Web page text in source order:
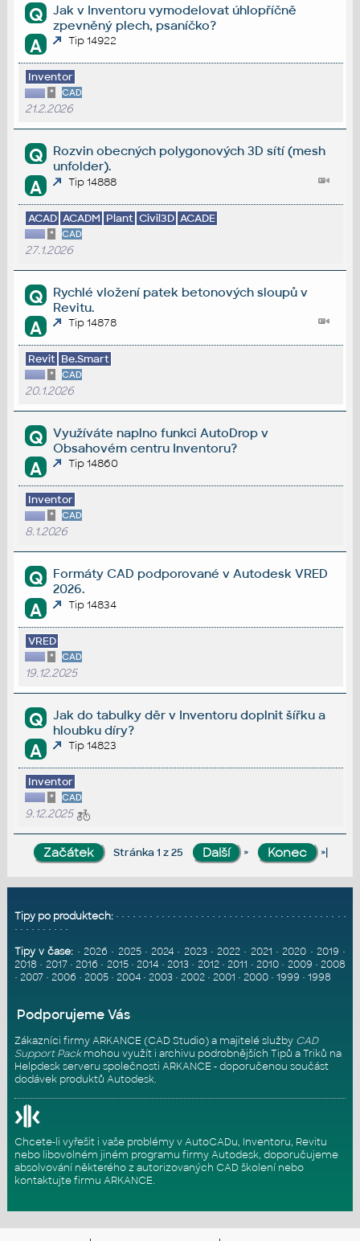
Q
Jak v Inventoru vymodelovat úhlopříčně
zpevněný plech, psaníčko?
A Tip 14922
Inventor
* CAD
21.2.2026
Q
Rozvin obecných polygonových 3D sítí (mesh
unfolder).
A Tip 14888
ACAD ACADM Plant Civil3D ACADE
* CAD
27.1.2026
Q
Rychlé vložení patek betonových sloupů v
Revitu.
A Tip 14878
Revit Be.Smart
* CAD
20.1.2026
Q
Využíváte naplno funkci AutoDrop v
Obsahovém centru Inventoru?
A Tip 14860
Inventor
* CAD
8.1.2026
Q
Formáty CAD podporované v Autodesk VRED
2026.
A Tip 14834
VRED
* CAD
19.12.2025
Q
Jak do tabulky děr v Inventoru doplnit šířku a
hloubku díry?
A Tip 14823
Inventor
* CAD
9.12.2025
Stránka 1 z 25 » »|
Tipy po produktech: • • • • • • • • • • • • • • • • • • • • • • • • • • • • • • • • • • • • • • • • •
• • • • • • • • • •
Tipy v čase: • 2026 • 2025•2024 • 2023•2022 • 2021 •2020 • 2019 •
2018 • 2017•2016 • 2015•2014 •2013 • 2012•2011 • 2010• 2009 •2008
• 2007• 2006• 2005• 2004• 2003• 2002• 2001 • 2000• 1999 • 1998
Podporujeme Vás
Zákazníci firmy ARKANCE (CAD Studio) a majitelé služby CAD
Support Packmohou využít i archivu podrobnějších Tipů a Triků na
Helpdesk serveru společnosti ARKANCE - doporučenou součást
dodávek produktů Autodesk.
Chcete-li vyřešit i vaše problémy v AutoCADu, Inventoru, Revitu
nebo libovolném jiném programu firmy Autodesk, doporučujeme
absolvování některého z autorizovaných CAD školenínebo
kontaktujte firmu ARKANCE.